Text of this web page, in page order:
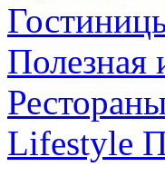
Полезная
Lifestyle